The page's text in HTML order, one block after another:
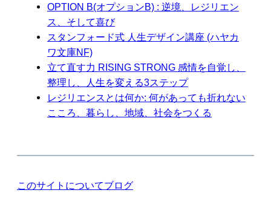
OPTION B(オプションB) : 逆境、レジリエン
ス、そして喜び
スタンフォード式 人生デザイン講座 (ハヤカ
ワ文庫NF)
立て直す力 RISING STRONG 感情を自覚し、
整理し、人生を変える3ステップ
レジリエンスとは何か: 何があっても折れない
こころ、暮らし、地域、社会をつくる
このサイトについてブログ